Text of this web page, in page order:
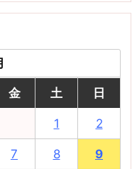
金 土 日
1 2
7 8 9